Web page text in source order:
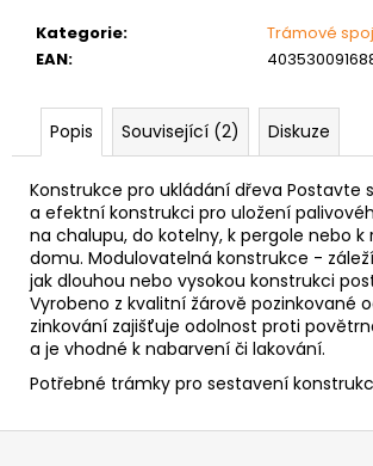
Kategorie:
Trámové
EAN:
Popis Související (2) Diskuze
Konstrukce pro ukládání dřeva Postavte
a efektní konstrukci pro uložení
na chalupu, do kotelny, k pergole nebo k
domu. Modulovatelná konstrukce -
jak dlouhou nebo vysokou konstrukci
Vyrobeno z kvalitní žárově pozinkované
zinkování zajišťuje odolnost proti
a je vhodné k nabarvení či lakování.
Potřebné trámky pro sestavení
NÝT
TRHACÍ
NÝTU
6MM
AL/ST
1,50
Kč
Z